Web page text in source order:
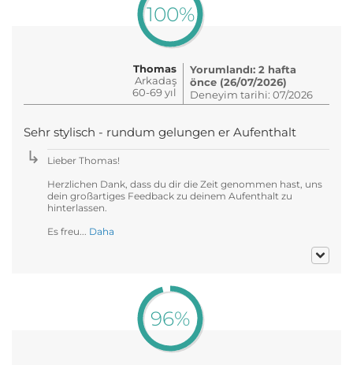
100%
Thomas
Arkadaş
60-69 yıl
Yorumlandı: 2 hafta
önce (26/07/2026)
Deneyim tarihi: 07/2026
Sehr stylisch - rundum gelungen er Aufenthalt
Lieber Thomas!
Herzlichen Dank, dass du dir die Zeit genommen hast, uns
dein großartiges Feedback zu deinem Aufenthalt zu
hinterlassen.
Es freu... Daha
96%